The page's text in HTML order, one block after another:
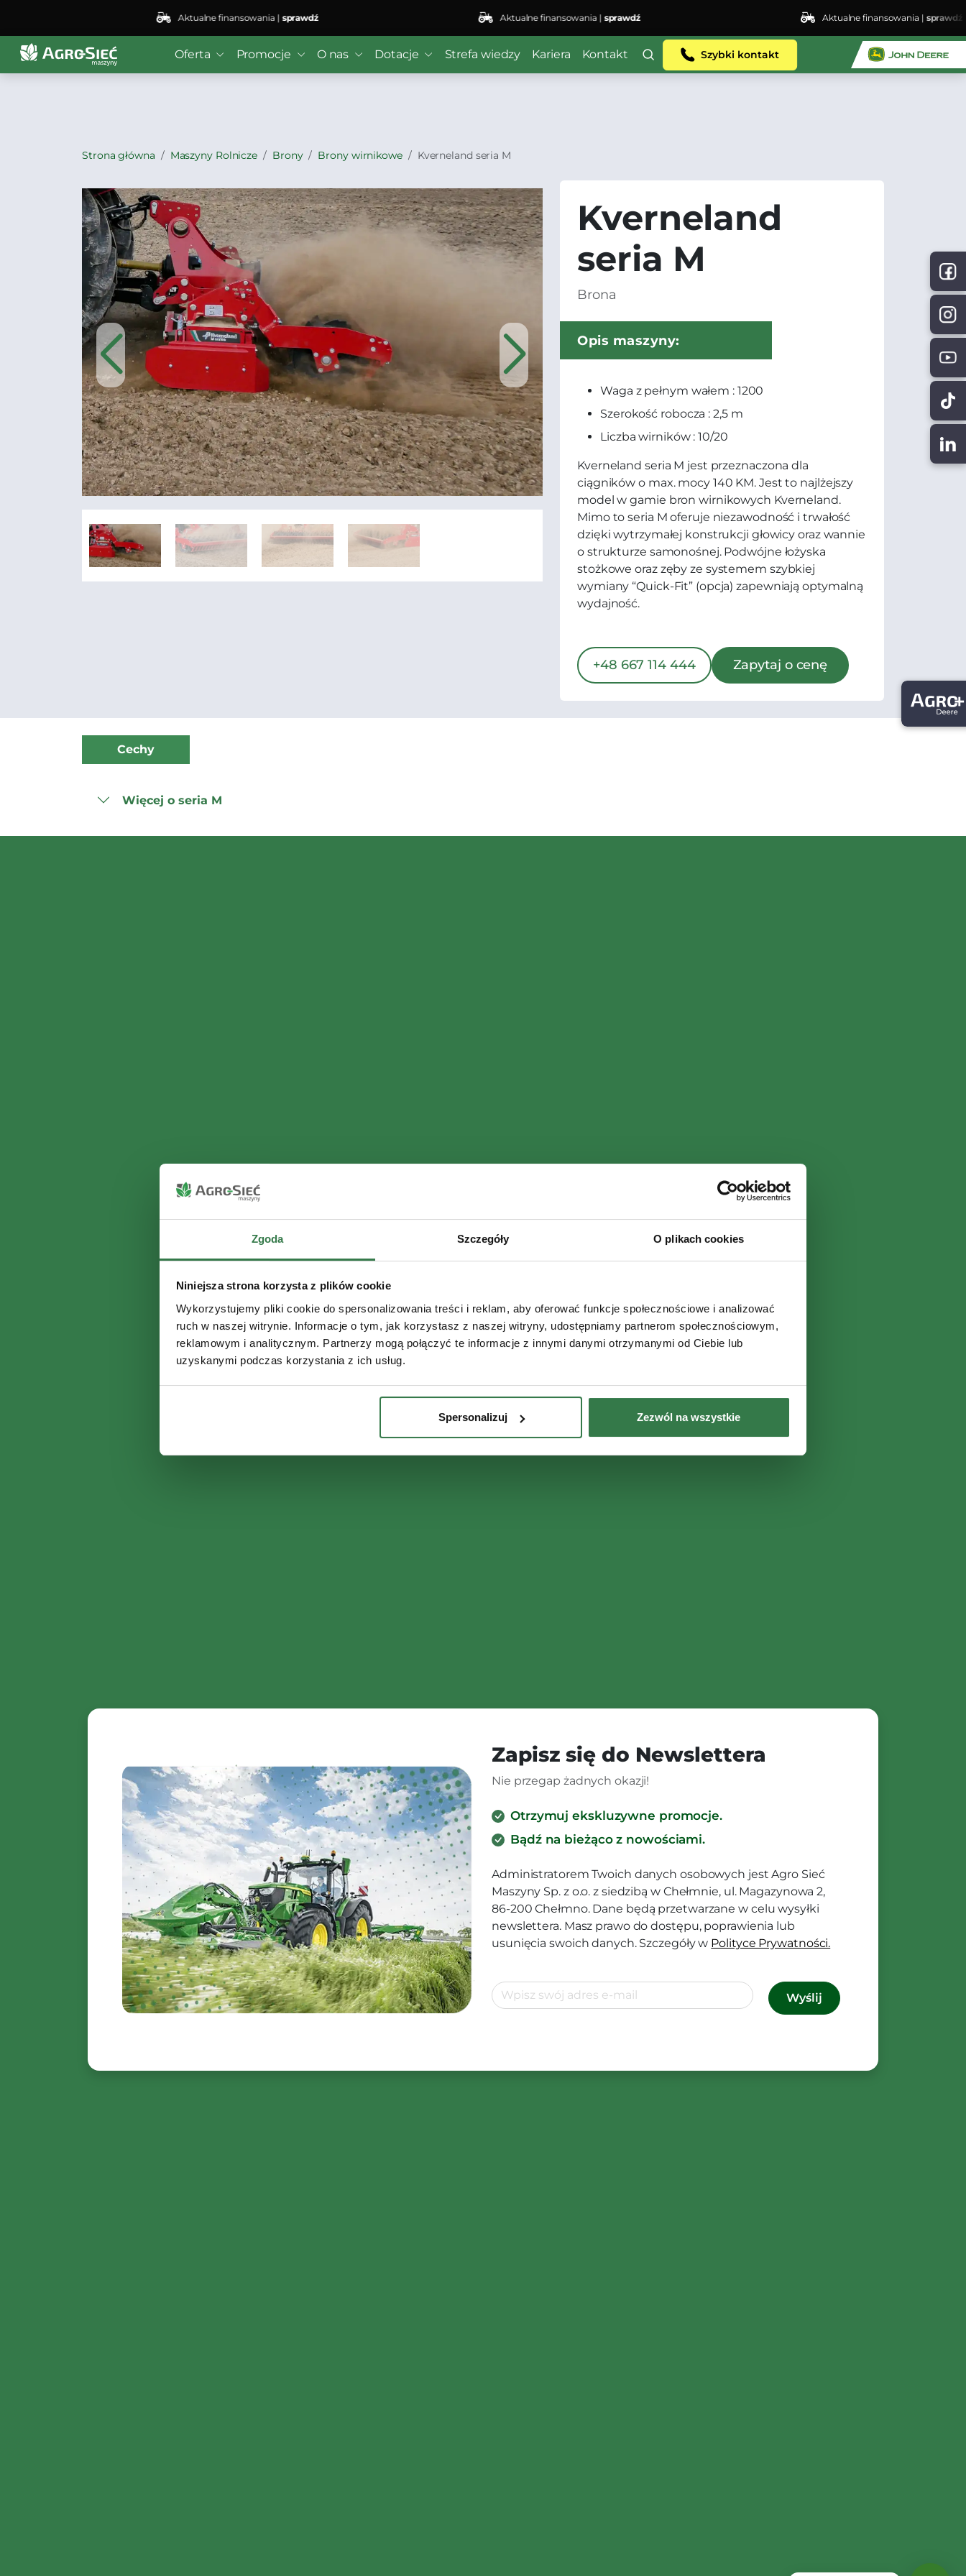
Zgoda Szczegóły O plikach cookies
Niniejsza strona korzysta z plików cookie
Wykorzystujemy pliki cookie do spersonalizowania treści i reklam, aby oferować funkcje społecznościowe i analizować
ruch w naszej witrynie. Informacje o tym, jak korzystasz z naszej witryny, udostępniamy partnerom społecznościowym,
reklamowym i analitycznym. Partnerzy mogą połączyć te informacje z innymi danymi otrzymanymi od Ciebie lub
uzyskanymi podczas korzystania z ich usług.
Spersonalizuj Zezwól na wszystkie
Deprecated: preg_replace(): Passing null to parameter #3 ($subject) of type array|string is deprecated in/home/klient.dhosting.pl/lswis6155/agro-siec.pl-
bei4/public_html/wp-content/plugins/wordfence/vendor/wordfence/wf-waf/src/lib/rules.php
Aktualne finansowania |sprawdź Aktualne finansowania |sprawdź Aktualne finansowania |sprawdź
Oferta Promocje O nas Dotacje Strefa wiedzy Kariera Kontakt Szybki kontakt
Strona główna Maszyny Rolnicze Brony Brony wirnikowe Kverneland seria M
Kverneland
seria M
Brona
Opis maszyny:
Waga z pełnym wałem : 1200
Szerokość robocza : 2,5 m
Liczba wirników : 10/20
Kverneland seria M jest przeznaczona dla
ciągników o max. mocy 140 KM. Jest to najlżejszy
model w gamie bron wirnikowych Kverneland.
Mimo to seria M oferuje niezawodność i trwałość
dzięki wytrzymałej konstrukcji głowicy oraz wannie
o strukturze samonośnej. Podwójne łożyska
stożkowe oraz zęby ze systemem szybkiej
wymiany “Quick-Fit” (opcja) zapewniają optymalną
wydajność.
+48 667 114 444 Zapytaj o cenę
Cechy
Więcej o seria M
Zapisz się do Newslettera
Nie przegap żadnych okazji!
Otrzymuj ekskluzywne promocje.
Bądź na bieżąco z nowościami.
Administratorem Twoich danych osobowych jest Agro Sieć
Maszyny Sp. z o.o. z siedzibą w Chełmnie, ul. Magazynowa 2,
86-200 Chełmno. Dane będą przetwarzane w celu wysyłki
newslettera. Masz prawo do dostępu, poprawienia lub
usunięcia swoich danych. Szczegóły w Polityce Prywatności.